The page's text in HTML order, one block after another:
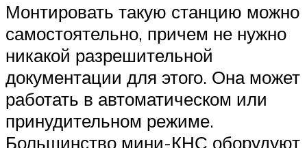
Монтировать такую станцию можно
самостоятельно, причем не нужно
никакой разрешительной
документации для этого. Она может
работать в автоматическом или
принудительном режиме.
Большинство мини-КНС оборудуют